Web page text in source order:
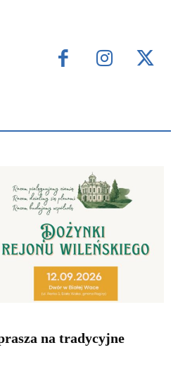
na tradycyjne